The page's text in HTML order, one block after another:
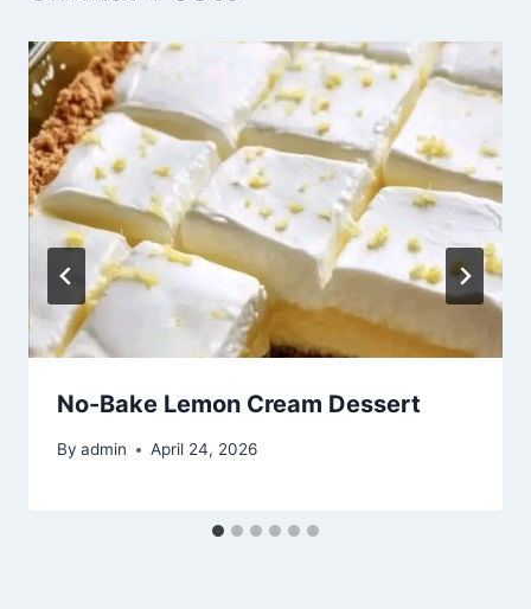
No-Bake Lemon Cream Dessert
By admin April 24, 2026